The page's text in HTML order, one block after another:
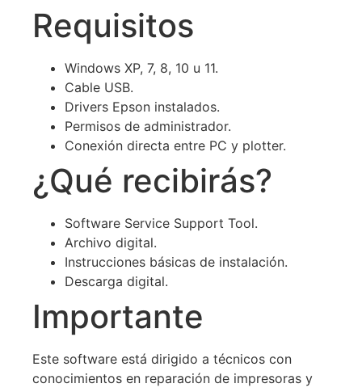
Requisitos
Windows XP, 7, 8, 10 u 11.
Cable USB.
Drivers Epson instalados.
Permisos de administrador.
Conexión directa entre PC y plotter.
¿Qué recibirás?
Software Service Support Tool.
Archivo digital.
Instrucciones básicas de instalación.
Descarga digital.
Importante
Este software está dirigido a técnicos con
conocimientos en reparación de impresoras y